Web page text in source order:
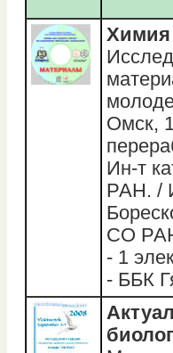
Химия
Омск,
Ин-т
РАН. /
СО
- 1
- ББК